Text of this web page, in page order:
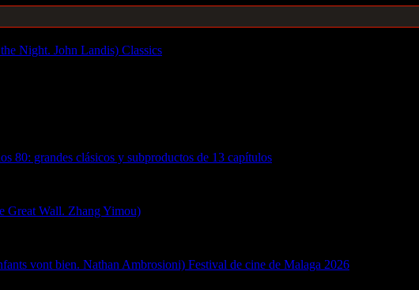
Night. John Landis) Classics
80: grandes clásicos y subproductos de 13 capítulos
Great Wall. Zhang Yimou)
vont bien. Nathan Ambrosioni) Festival de cine de Malaga 2026